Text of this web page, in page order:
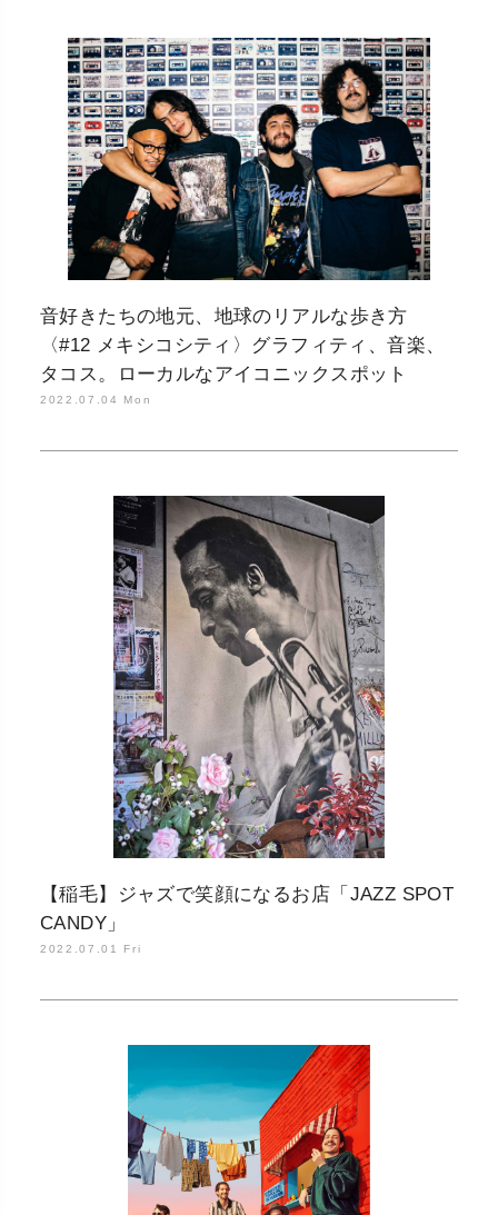
音好きたちの地元、地球のリアルな歩き方
〈#12 メキシコシティ〉グラフィティ、音楽、
タコス。ローカルなアイコニックスポット
2022.07.04 Mon
【稲毛】ジャズで笑顔になるお店「JAZZ SPOT
CANDY」
2022.07.01 Fri